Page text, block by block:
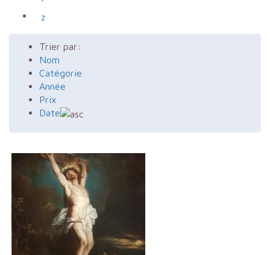
z
Trier par:
Nom
Catégorie
Année
Prix
Date